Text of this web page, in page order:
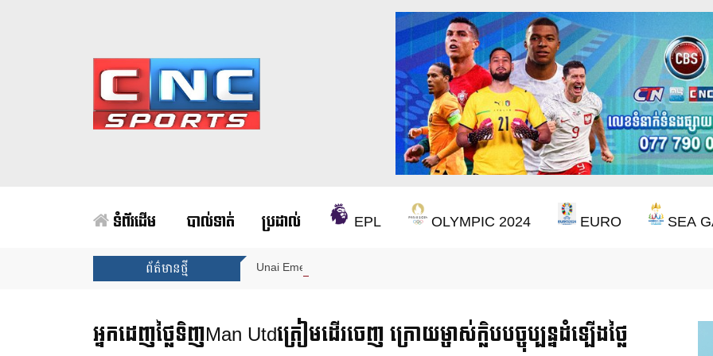
ទំព័រដើម បាល់ទាត់ ប្រដាល់ EPL OLYMPIC 2024 EURO SEA
ព័ត៌មានថ្មី Unai Emery សន្យាថានឹងឈ្នះពានរង្វាន់បន្ថែមទៀត បន្ទាប់ពី Aston Villa ឈ្នះពាន Europa League
អ្នកដេញថ្លៃទិញMan Utdត្រៀមដើរចេញ ក្រោយម្ចាស់ក្លិបបច្ចុប្បន្នដំឡើងថ្លៃ